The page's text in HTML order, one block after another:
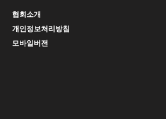
협회소개
개인정보처리방침
모바일버전